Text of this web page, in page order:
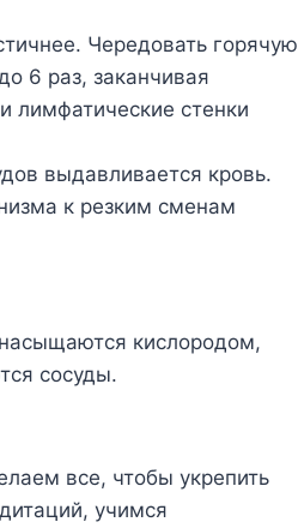
Чередовать горячую
6 раз, заканчивая
лимфатические стенки
выдавливается кровь.
к резким сменам
кислородом,
сосуды.
все, чтобы укрепить
учимся